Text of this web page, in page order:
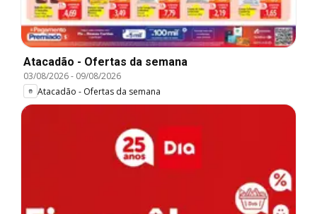
Atacadão - Ofertas da semana
03/08/2026- 09/08/2026
Atacadão - Ofertas da semana